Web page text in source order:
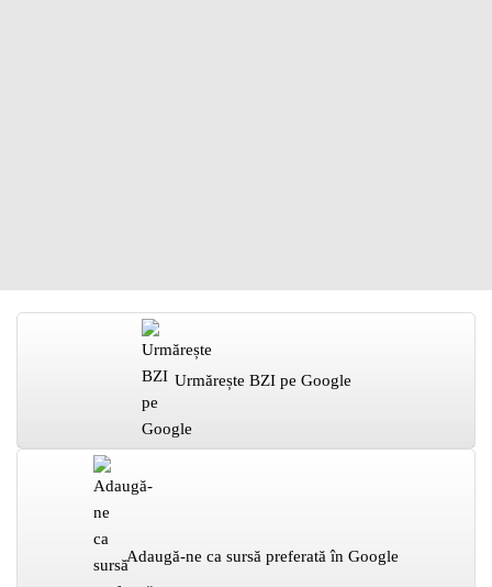
Urmărește BZI pe Google
Adaugă-ne ca sursă preferată în Google